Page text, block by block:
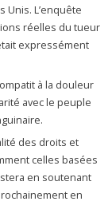
Unis. L’enquête
réelles du tueur
expressément
à la douleur
avec le peuple
des droits et
celles basées
en soutenant
en